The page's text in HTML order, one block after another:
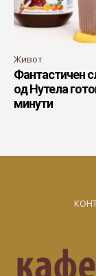
Живот
Фантастичен
од Нутела
минути